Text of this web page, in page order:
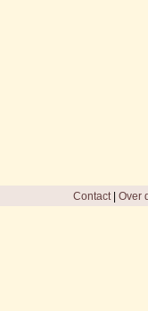
Contact| Over